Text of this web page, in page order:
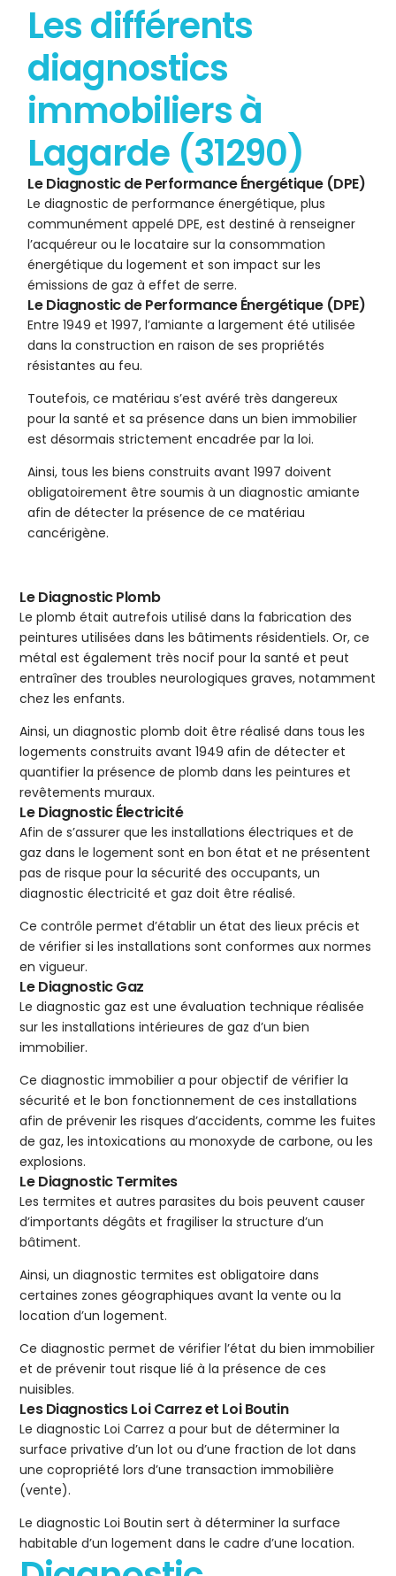
Les différents
diagnostics
immobiliers à
Lagarde (31290)
Le Diagnostic de Performance Énergétique (DPE)
Le diagnostic de performance énergétique, plus
communément appelé DPE, est destiné à renseigner
l’acquéreur ou le locataire sur la consommation
énergétique du logement et son impact sur les
émissions de gaz à effet de serre.
Le Diagnostic de Performance Énergétique (DPE)
Entre 1949 et 1997, l’amiante a largement été utilisée
dans la construction en raison de ses propriétés
résistantes au feu.
Toutefois, ce matériau s’est avéré très dangereux
pour la santé et sa présence dans un bien immobilier
est désormais strictement encadrée par la loi.
Ainsi, tous les biens construits avant 1997 doivent
obligatoirement être soumis à un diagnostic amiante
afin de détecter la présence de ce matériau
cancérigène.
Le Diagnostic Plomb
Le plomb était autrefois utilisé dans la fabrication des
peintures utilisées dans les bâtiments résidentiels. Or, ce
métal est également très nocif pour la santé et peut
entraîner des troubles neurologiques graves, notamment
chez les enfants.
Ainsi, un diagnostic plomb doit être réalisé dans tous les
logements construits avant 1949 afin de détecter et
quantifier la présence de plomb dans les peintures et
revêtements muraux.
Le Diagnostic Électricité
Afin de s’assurer que les installations électriques et de
gaz dans le logement sont en bon état et ne présentent
pas de risque pour la sécurité des occupants, un
diagnostic électricité et gaz doit être réalisé.
Ce contrôle permet d’établir un état des lieux précis et
de vérifier si les installations sont conformes aux normes
en vigueur.
Le Diagnostic Gaz
Le diagnostic gaz est une évaluation technique réalisée
sur les installations intérieures de gaz d’un bien
immobilier.
Ce diagnostic immobilier a pour objectif de vérifier la
sécurité et le bon fonctionnement de ces installations
afin de prévenir les risques d’accidents, comme les fuites
de gaz, les intoxications au monoxyde de carbone, ou les
explosions.
Le Diagnostic Termites
Les termites et autres parasites du bois peuvent causer
d’importants dégâts et fragiliser la structure d’un
bâtiment.
Ainsi, un diagnostic termites est obligatoire dans
certaines zones géographiques avant la vente ou la
location d’un logement.
Ce diagnostic permet de vérifier l’état du bien immobilier
et de prévenir tout risque lié à la présence de ces
nuisibles.
Les Diagnostics Loi Carrez et Loi Boutin
Le diagnostic Loi Carrez a pour but de déterminer la
surface privative d’un lot ou d’une fraction de lot dans
une copropriété lors d’une transaction immobilière
(vente).
Le diagnostic Loi Boutin sert à déterminer la surface
habitable d’un logement dans le cadre d’une location.